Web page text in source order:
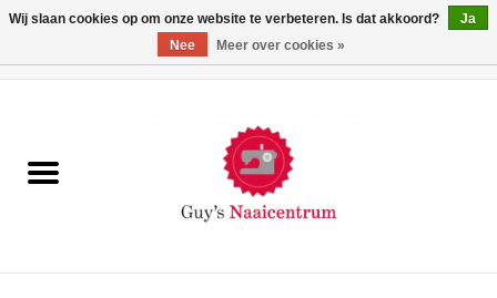
Machines
Wij slaan cookies op om onze website te verbeteren. Is dat akkoord?
Ja
Nee
Meer over cookies »